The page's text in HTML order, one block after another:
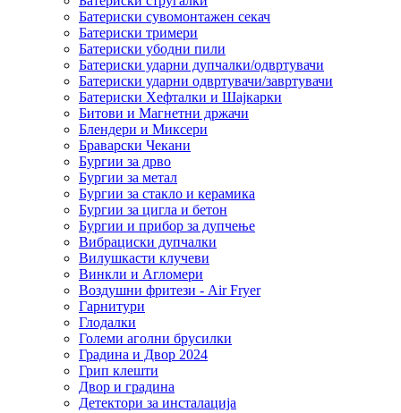
Батериски сувомонтажен секач
Батериски тримери
Батериски убодни пили
Батериски ударни дупчалки/одвртувачи
Батериски ударни одвртувачи/завртувачи
Батериски Хефталки и Шајкарки
Битови и Магнетни држачи
Блендери и Миксери
Браварски Чекани
Бургии за дрво
Бургии за метал
Бургии за стакло и керамика
Бургии за цигла и бетон
Бургии и прибор за дупчење
Вибрациски дупчалки
Вилушкасти клучеви
Винкли и Агломери
Воздушни фритези - Air Fryer
Гарнитури
Глодалки
Големи аголни брусилки
Градина и Двор 2024
Грип клешти
Двор и градина
Детектори за инсталација